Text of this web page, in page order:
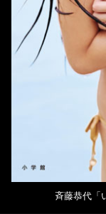
斉藤恭代「